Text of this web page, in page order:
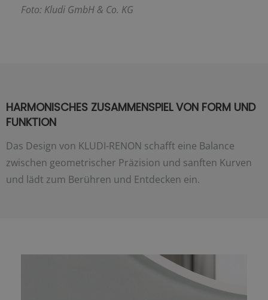
Foto: Kludi GmbH & Co. KG
HARMONISCHES ZUSAMMENSPIEL VON FORM UND
FUNKTION
Das Design von KLUDI-RENON schafft eine Balance
zwischen geometrischer Präzision und sanften Kurven
und lädt zum Berühren und Entdecken ein.